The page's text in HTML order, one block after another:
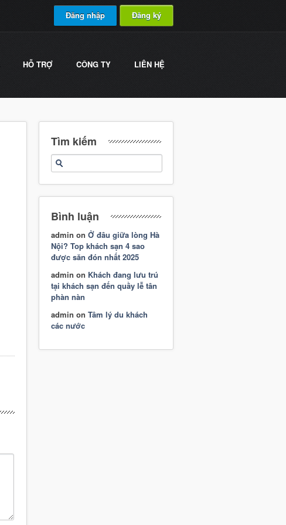
Đăng nhập Đăng ký
HỖ TRỢ CÔNG TY LIÊN HỆ
Tìm kiếm
Bình luận
admin on Ở đâu giữa lòng Hà
Nội? Top khách sạn 4 sao
được săn đón nhất 2025
admin on Khách đang lưu trú
tại khách sạn đến quầy lễ tân
phàn nàn
admin on Tâm lý du khách
các nước